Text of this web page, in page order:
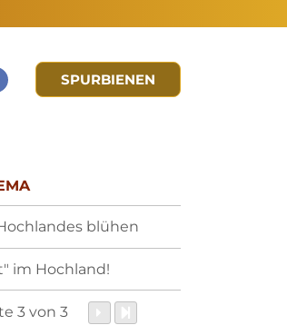
SPURBIENEN
blühen
im Hochland!
3 von 3